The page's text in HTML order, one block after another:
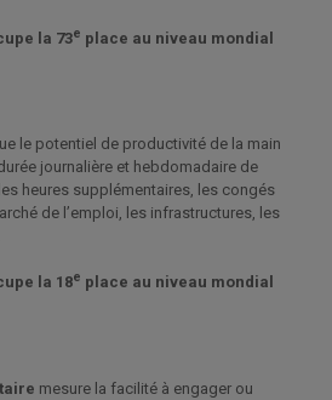
la 73e place au niveau mondial
le potentiel de productivité de la main
journalière et hebdomadaire de
heures supplémentaires, les congés
de l’emploi, les infrastructures, les
la 18e place au niveau mondial
mesure la facilité à engager ou